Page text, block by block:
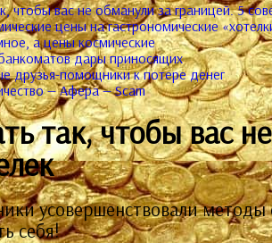
чтобы вас не обманули за границей. 5
цены на гастрономические
а цены космические
дары приносящих
друзья-помощники к потере денег
— Афера — Scam
так, чтобы вас
усовершенствовали методы
себя!